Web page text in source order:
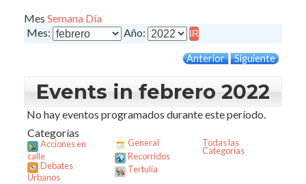
Mes Semana Día
Mes:
Año:
Anterior Siguiente
Events in febrero 2022
No hay eventos programados durante este período.
Categorías
Acciones en
calle
Debates
Urbanos
General
Recorridos
Tertulia
Todas las
Categorías